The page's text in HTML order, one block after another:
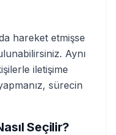
hareket etmişse
Aynı
iletişime
sürecin
Seçilir?